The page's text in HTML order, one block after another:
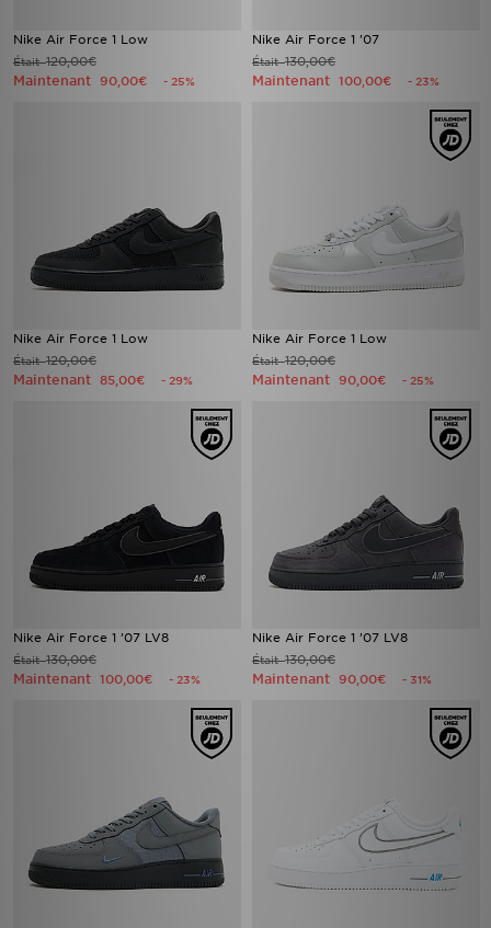
Nike Air Force 1 Low
Était120,00€
Maintenant 90,00€ - 25%
Nike Air Force 1 '07
Était130,00€
Maintenant 100,00€ - 23%
Nike Air Force 1 Low
Était120,00€
Maintenant 85,00€ - 29%
Nike Air Force 1 Low
Était120,00€
Maintenant 90,00€ - 25%
Nike Air Force 1 ’07 LV8
Était130,00€
Maintenant 100,00€ - 23%
Nike Air Force 1 ’07 LV8
Était130,00€
Maintenant 90,00€ - 31%